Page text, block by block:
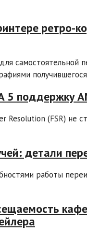
5 поддержку
Resolution (FSR) не
детали
работы